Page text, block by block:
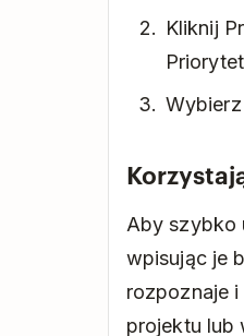
Kliknij
Aby szybko
wpisując je
rozpoznaje
projektu lub